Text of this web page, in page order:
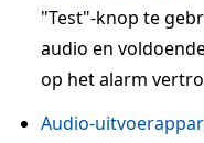
"Test"-knop te
audio en
op het alarm
Audio-